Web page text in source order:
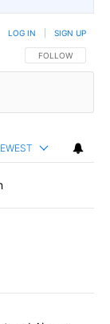
FOLLOW THIS
FOLLOW
LOG IN SIGN UP